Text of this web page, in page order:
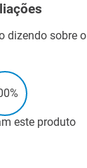
dizendo sobre
este produto